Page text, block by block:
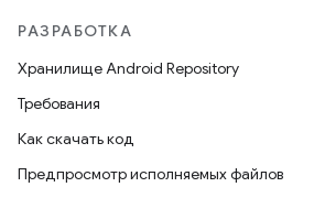
РАЗРАБОТКА
Хранилище Android Repository
Требования
Как скачать код
Предпросмотр исполняемых файлов